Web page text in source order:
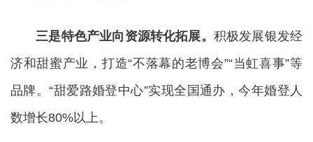
三是特色产业向资源转化拓展。 积极发展银发经
济和甜蜜产业，打造“不落幕的老博会”“当虹喜事”等
品牌。“甜爱路婚登中心”实现全国通办，今年婚登人
数增长80%以上。